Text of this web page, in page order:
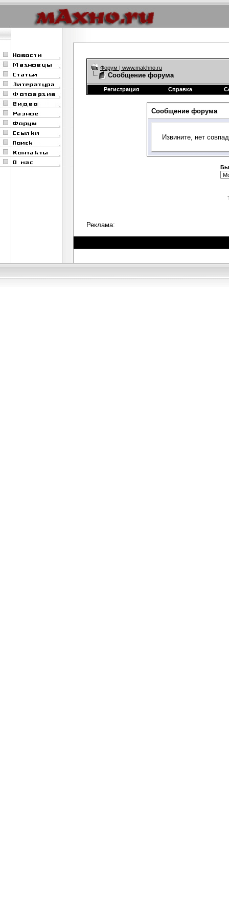
Форум | www.makhno.ru
Сообщение форума
Регистрация Справка
Сообщение форума
Извините, нет
Реклама: